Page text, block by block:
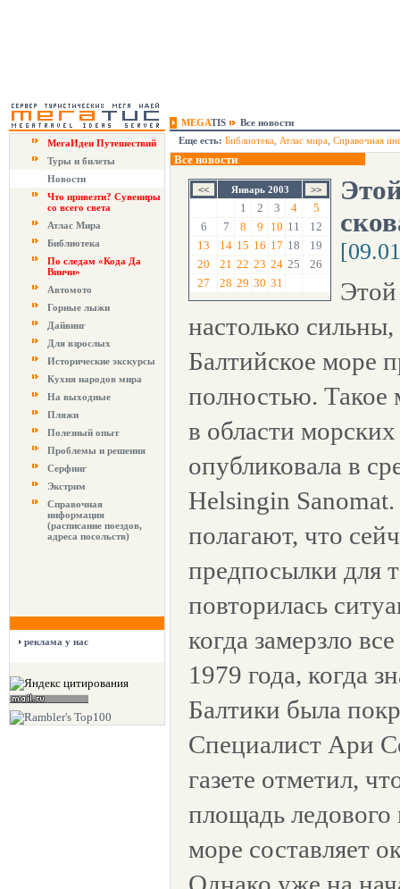
MEGATIS
Все новости
МегаИдеи Путешествий
Туры и билеты
Новости
Что привезти? Сувениры
со всего света
Атлас Мира
Библиотека
По следам «Кода Да
Винчи»
Автомото
Горные лыжи
Дайвинг
Для взрослых
Исторические экскурсы
Кухня народов мира
На выходные
Пляжи
Полезный опыт
Проблемы и решения
Серфинг
Экстрим
Справочная
информация
(расписание поездов,
адреса посольств)
реклама у нас
Еще есть: Библиотека Атлас мира Справочная
Все новости
Январь 2003
1 2 3 4
5
6
7 8 9 10 11
12
13
14 15 16 17 18
19
20
21 22 23 24 25
26
27
28 29 30 31
настолько
Балтийское море
полностью. Такое
в области
опубликовала в
Helsingin
полагают, что
предпосылки для
повторилась
когда замерзло
1979 года, когда
Балтики была
Специалист Ари
газете отметил,
площадь
море составляет